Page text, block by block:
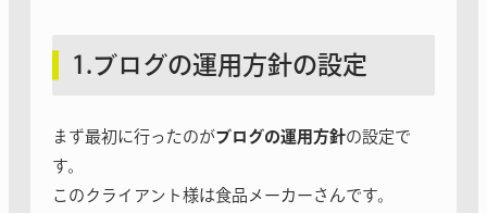
1.ブログの運用方針の設定
まず最初に行ったのがブログの運用方針の設定で
す。
このクライアント様は食品メーカーさんです。